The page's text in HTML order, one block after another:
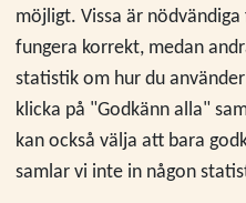
möjligt. Vissa är
fungera korrekt, medan
statistik om hur du
klicka på "Godkänn alla"
kan också välja att bara
samlar vi inte in någon